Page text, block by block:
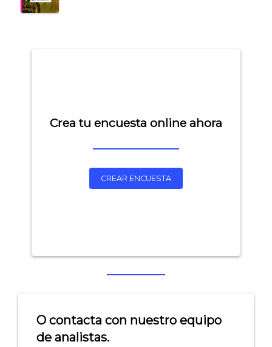
- Artículos destacados
- Consejos para tu encuesta
- Encuestas de NPS
- Encuestas de recursos humanos
Crea tu encuesta online ahora
CREAR ENCUESTA
O contacta con nuestro equipo
de analistas.